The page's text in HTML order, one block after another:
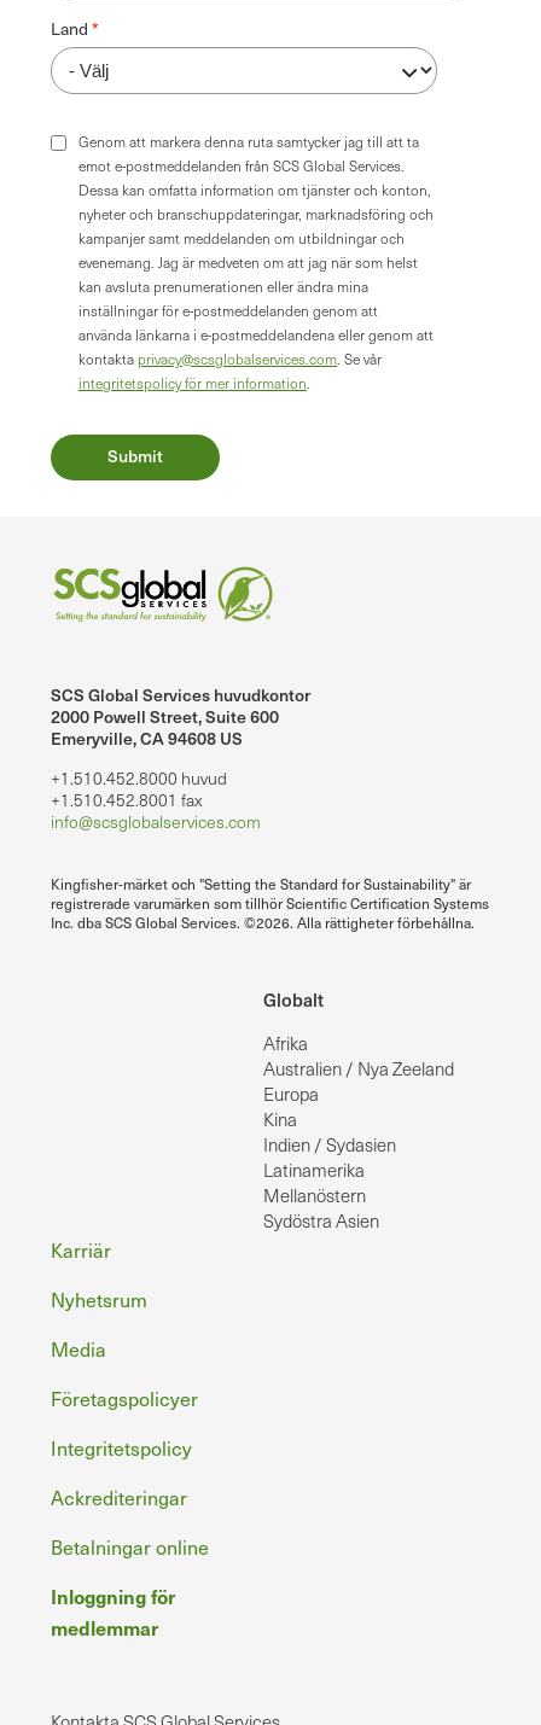
Land
Genom att markera denna ruta samtycker jag till att ta
emot e-postmeddelanden från SCS Global Services.
Dessa kan omfatta information om tjänster och konton,
nyheter och branschuppdateringar, marknadsföring och
kampanjer samt meddelanden om utbildningar och
evenemang. Jag är medveten om att jag när som helst
kan avsluta prenumerationen eller ändra mina
inställningar för e-postmeddelanden genom att
använda länkarna i e-postmeddelandena eller genom att
kontakta privacy@scsglobalservices.com . Se vår
integritetspolicy för mer information
SCS Global Services huvudkontor
2000 Powell Street, Suite 600
Emeryville, CA 94608 US
+1.510.452.8000 huvud
+1.510.452.8001 fax
info@scsglobalservices.com
Kingfisher-märket och "Setting the Standard for Sustainability" är
registrerade varumärken som tillhör Scientific Certification Systems
Inc. dba SCS Global Services. ©2026. Alla rättigheter förbehållna.
Globalt
Afrika
Australien / Nya Zeeland
Europa
Kina
Indien / Sydasien
Latinamerika
Mellanöstern
Sydöstra Asien
Sidfot
Karriär
Nyhetsrum
Media
Företagspolicyer
Integritetspolicy
Ackrediteringar
Betalningar online
Inloggning för
medlemmar